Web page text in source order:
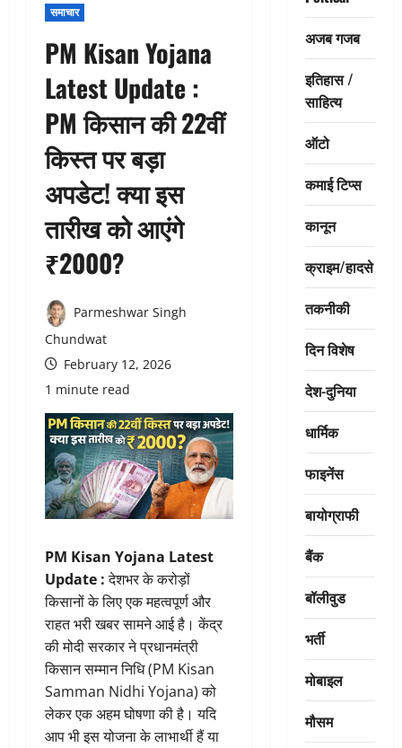
समाचार
PM Kisan Yojana
Latest Update :
PM किसान की 22वीं
किस्त पर बड़ा
अपडेट! क्या इस
तारीख को आएंगे
₹2000?
Parmeshwar Singh
Chundwat
February 12, 2026
1 minute read
PM Kisan Yojana Latest
Update :देशभर के करोड़ों
किसानों के लिए एक महत्वपूर्ण और
राहत भरी खबर सामने आई है। केंद्र
की मोदी सरकार ने प्रधानमंत्री
किसान सम्मान निधि (PM Kisan
Samman Nidhi Yojana) को
लेकर एक अहम घोषणा की है। यदि
आप भी इस योजना के लाभार्थी हैं या
अजब गजब
इतिहास /
साहित्य
ऑटो
कमाई टिप्स
कानून
क्राइम/हादसे
तकनीकी
दिन विशेष
देश-दुनिया
धार्मिक
फाइनेंस
बायोग्राफी
बैंक
बॉलीवुड
भर्ती
मोबाइल
मौसम